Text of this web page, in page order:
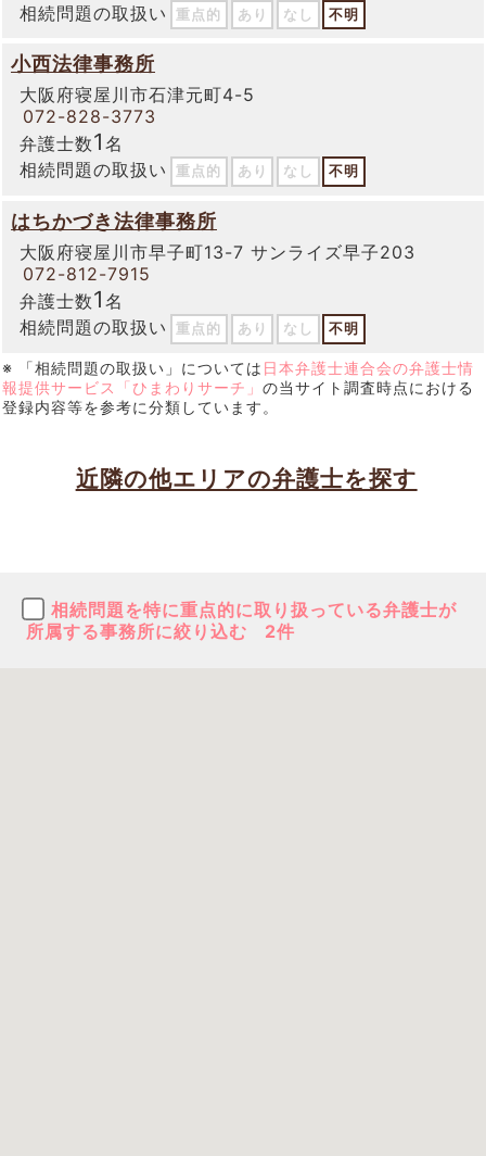
相続問題の取扱い
重点的 あり なし 不明
小西法律事務所
大阪府寝屋川市石津元町4-5
072-828-3773
弁護士数1 名
相続問題の取扱い
重点的 あり なし 不明
はちかづき法律事務所
大阪府寝屋川市早子町13-7 サンライズ早子203
072-812-7915
弁護士数1 名
相続問題の取扱い
重点的 あり なし 不明
※ 「相続問題の取扱い」については 日本弁護士連合会の弁護士情
報提供サービス「ひまわりサーチ」 の当サイト調査時点における
登録内容等を参考に分類しています。
近隣の他エリアの弁護士を探す
相続問題を特に重点的に取り扱っている弁護士が
所属する事務所に絞り込む
2件